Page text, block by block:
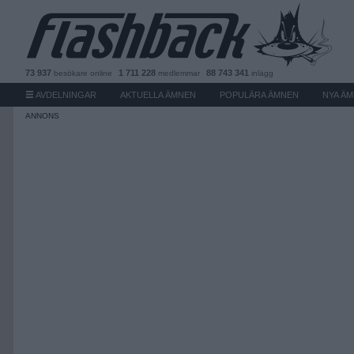
73 937 besökare online 1 711 228 medlemmar 88 743 341 inlägg
AVDELNINGAR AKTUELLA ÄMNEN POPULÄRA ÄMNEN NYA